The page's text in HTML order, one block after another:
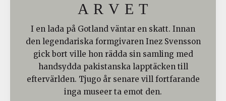
A R V E T
I en lada på Gotland väntar en skatt. Innan
den legendariska formgivaren Inez Svensson
gick bort ville hon rädda sin samling med
handsydda pakistanska lapptäcken till
eftervärlden. Tjugo år senare vill fortfarande
inga museer ta emot den.